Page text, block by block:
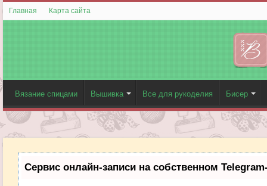
Главная Карта сайта
Вязание спицами Вышивка Все для рукоделия Бисер
Сервис онлайн-записи на собственном